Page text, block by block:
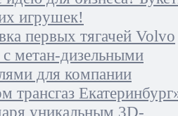
игрушек!
первых тягачей Volvo
метан-дизельными
для компании
трансгаз
уникальным 3D-